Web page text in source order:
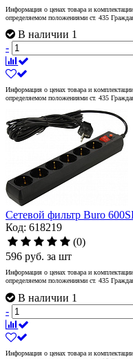
Информация о ценах товара и
определяемом положениями ст. 435
В наличии 1
-
Информация о ценах товара и
определяемом положениями ст. 435
Сетевой фильтр Buro
Код: 618219
(0)
596 руб. за шт
Информация о ценах товара и
определяемом положениями ст. 435
В наличии 1
-
Информация о ценах товара и